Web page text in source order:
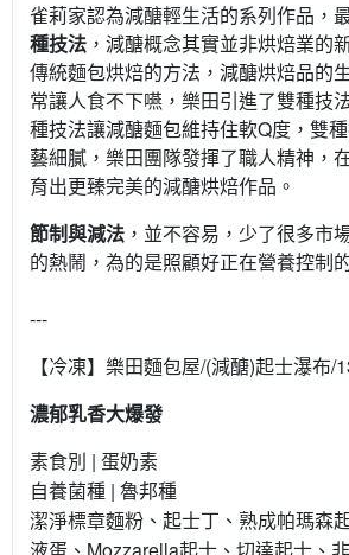
雀莉家認為減醣輕生活的系列作品，
種技法 ，減醣概念其實並非烘焙業的
傳統麵包烘焙的方法，減醣烘焙品的
常讓人食不下嚥，樂田引進了雙種技
種技法讓減醣麵包維持住軟Q度，雙
藝細膩，樂田團隊發揮了職人精神，
育出更臻完美的減醣烘焙作品。
節制與減法 ，並不容易，少了很多市
的熱鬧，為的是照顧好正在營養控制
---
【冷凍】樂田麵包屋/(減醣)起士瀑布/
濃郁乳香大爆發
素食別 | 蛋奶素
自養菌種 | 魯邦種
潔淨標章麵粉、起士丁、熟成帕瑪森